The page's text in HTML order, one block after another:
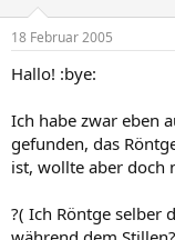
e
r
l
t
a
18 Februar 2005
Hallo! :bye:
Ich habe zwar eben
gefunden, das
ist, wollte aber doch
?( Ich Röntge selber